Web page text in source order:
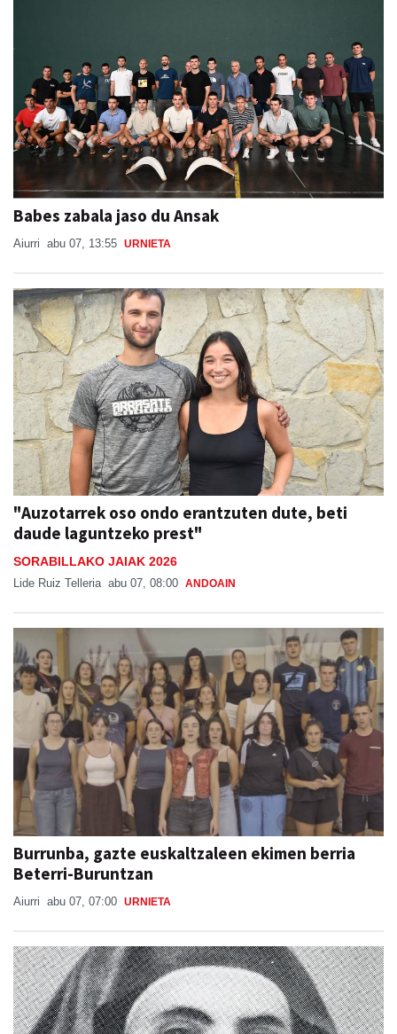
Babes zabala jaso du Ansak
Aiurri abu 07, 13:55 URNIETA
"Auzotarrek oso ondo erantzuten dute, beti
daude laguntzeko prest"
SORABILLAKO JAIAK 2026
Lide Ruiz Telleria abu 07, 08:00 ANDOAIN
Burrunba, gazte euskaltzaleen ekimen berria
Beterri-Buruntzan
Aiurri abu 07, 07:00 URNIETA